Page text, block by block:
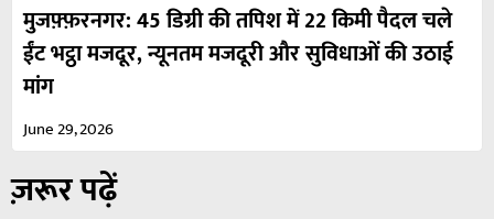
मुजफ़्फ़रनगर: 45 डिग्री की तपिश में 22 किमी पैदल चले
ईंट भट्ठा मजदूर, न्यूनतम मजदूरी और सुविधाओं की उठाई
मांग
June 29, 2026
ज़रूर पढ़ें